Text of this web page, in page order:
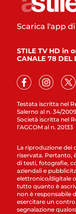
Testata iscritta nel
Salerno al n. 34/2009
Società iscritta nel
l’AGCOM al n. 20133
Scarica l'app di
STILE TV HD in
CANALE 78 DEL
La riproduzione dei
riservata. Pertanto,
di testi, fotografie,
aziendali e
elettronico/digitale
tutto quanto è
non è responsabile
esercitare un
segnalazione